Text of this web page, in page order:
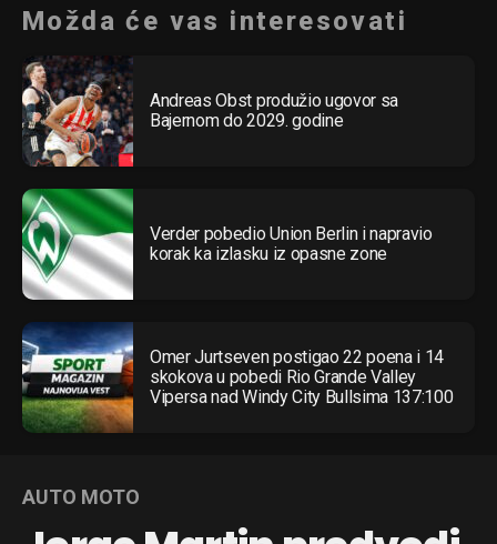
Možda će vas interesovati
Andreas Obst produžio ugovor sa
Bajernom do 2029. godine
Verder pobedio Union Berlin i napravio
korak ka izlasku iz opasne zone
Omer Jurtseven postigao 22 poena i 14
skokova u pobedi Rio Grande Valley
Vipersa nad Windy City Bullsima 137:100
AUTO MOTO